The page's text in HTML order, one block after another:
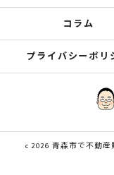
コラム
プライバシーポリ
c 2026 青森市で不動産